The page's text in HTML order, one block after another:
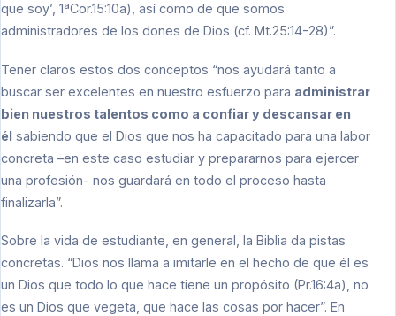
que soy’, 1ªCor.15:10a), así como de que somos
administradores de los dones de Dios (cf. Mt.25:14-28)”.
Tener claros estos dos conceptos “nos ayudará tanto a
buscar ser excelentes en nuestro esfuerzo para administrar
bien nuestros talentos como a confiar y descansar en
él sabiendo que el Dios que nos ha capacitado para una labor
concreta –en este caso estudiar y prepararnos para ejercer
una profesión- nos guardará en todo el proceso hasta
finalizarla”.
Sobre la vida de estudiante, en general, la Biblia da pistas
concretas. “Dios nos llama a imitarle en el hecho de que él es
un Dios que todo lo que hace tiene un propósito (Pr.16:4a), no
es un Dios que vegeta, que hace las cosas por hacer”. En